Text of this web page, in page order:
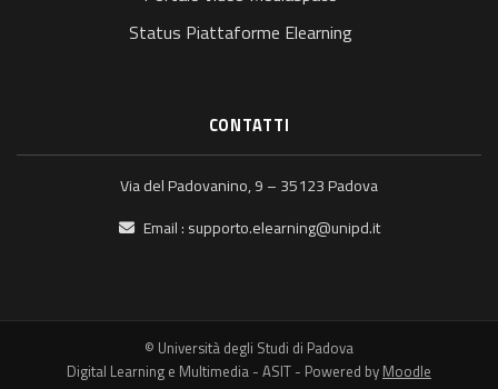
Status Piattaforme Elearning
CONTATTI
Via del Padovanino, 9 – 35123 Padova
Email : supporto.elearning@unipd.it
© Università degli Studi di Padova
Digital Learning e Multimedia - ASIT - Powered by Moodle